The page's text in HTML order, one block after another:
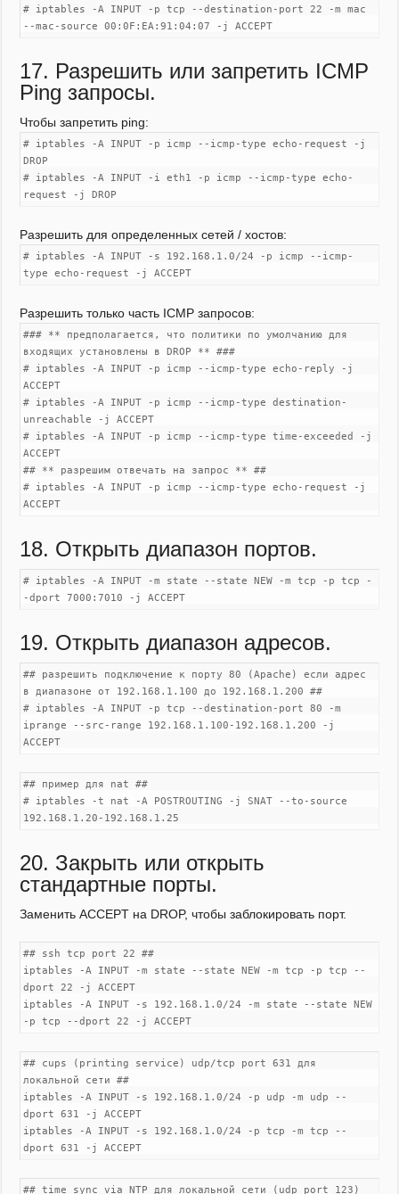
# iptables -A INPUT -p tcp --destination-port 22 -m mac
--mac-source 00:0F:EA:91:04:07 -j ACCEPT
17. Разрешить или запретить ICMP
Ping запросы.
Чтобы запретить ping:
# iptables -A INPUT -p icmp --icmp-type echo-request -j
DROP
# iptables -A INPUT -i eth1 -p icmp --icmp-type echo-
request -j DROP
Разрешить для определенных сетей / хостов:
# iptables -A INPUT -s 192.168.1.0/24 -p icmp --icmp-
type echo-request -j ACCEPT
Разрешить только часть ICMP запросов:
### ** предполагается, что политики по умолчанию для
входящих установлены в DROP ** ###
# iptables -A INPUT -p icmp --icmp-type echo-reply -j
ACCEPT
# iptables -A INPUT -p icmp --icmp-type destination-
unreachable -j ACCEPT
# iptables -A INPUT -p icmp --icmp-type time-exceeded -j
ACCEPT
## ** разрешим отвечать на запрос ** ##
# iptables -A INPUT -p icmp --icmp-type echo-request -j
ACCEPT
18. Открыть диапазон портов.
# iptables -A INPUT -m state --state NEW -m tcp -p tcp -
-dport 7000:7010 -j ACCEPT
19. Открыть диапазон адресов.
## разрешить подключение к порту 80 (Apache) если адрес
в диапазоне от 192.168.1.100 до 192.168.1.200 ##
# iptables -A INPUT -p tcp --destination-port 80 -m
iprange --src-range 192.168.1.100-192.168.1.200 -j
ACCEPT
## пример для nat ##
# iptables -t nat -A POSTROUTING -j SNAT --to-source
192.168.1.20-192.168.1.25
20. Закрыть или открыть
стандартные порты.
Заменить ACCEPT на DROP, чтобы заблокировать порт.
## ssh tcp port 22 ##
iptables -A INPUT -m state --state NEW -m tcp -p tcp --
dport 22 -j ACCEPT
iptables -A INPUT -s 192.168.1.0/24 -m state --state NEW
-p tcp --dport 22 -j ACCEPT
## cups (printing service) udp/tcp port 631 для
локальной сети ##
iptables -A INPUT -s 192.168.1.0/24 -p udp -m udp --
dport 631 -j ACCEPT
iptables -A INPUT -s 192.168.1.0/24 -p tcp -m tcp --
dport 631 -j ACCEPT
## time sync via NTP для локальной сети (udp port 123)